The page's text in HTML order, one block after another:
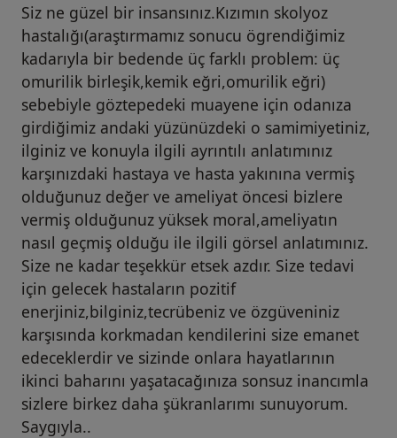
Siz ne güzel bir insansınız.Kızımın skolyoz
hastalığı(araştırmamız sonucu ögrendiğimiz
kadarıyla bir bedende üç farklı problem: üç
omurilik birleşik,kemik eğri,omurilik eğri)
sebebiyle göztepedeki muayene için odanıza
girdiğimiz andaki yüzünüzdeki o samimiyetiniz,
ilginiz ve konuyla ilgili ayrıntılı anlatımınız
karşınızdaki hastaya ve hasta yakınına vermiş
olduğunuz değer ve ameliyat öncesi bizlere
vermiş olduğunuz yüksek moral,ameliyatın
nasıl geçmiş olduğu ile ilgili görsel anlatımınız.
Size ne kadar teşekkür etsek azdır. Size tedavi
için gelecek hastaların pozitif
enerjiniz,bilginiz,tecrübeniz ve özgüveniniz
karşısında korkmadan kendilerini size emanet
edeceklerdir ve sizinde onlara hayatlarının
ikinci baharını yaşatacağınıza sonsuz inancımla
sizlere birkez daha şükranlarımı sunuyorum.
Saygıyla..